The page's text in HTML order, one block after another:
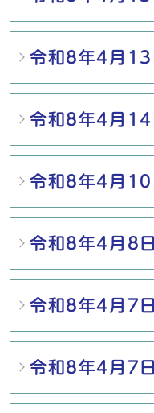
令和8年4月
令和8年4月
令和8年4月
令和8年4月8
令和8年4月7
令和8年4月7